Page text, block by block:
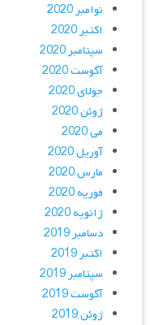
نوامبر 2020
اکتبر 2020
سپتامبر 2020
آگوست 2020
جولای 2020
ژوئن 2020
می 2020
آوریل 2020
مارس 2020
فوریه 2020
ژانویه 2020
دسامبر 2019
اکتبر 2019
سپتامبر 2019
آگوست 2019
ژوئن 2019